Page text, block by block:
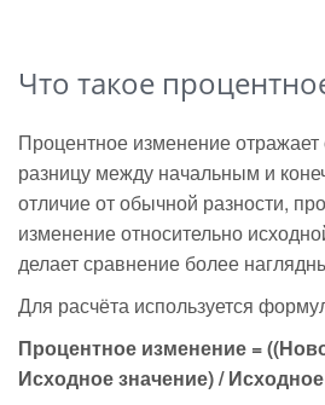
Что такое
Процентное изменение отражает
разницу между начальным и
отличие от обычной разности,
изменение относительно
делает сравнение более
Для расчёта используется
Процентное изменение =
Исходное значение) /